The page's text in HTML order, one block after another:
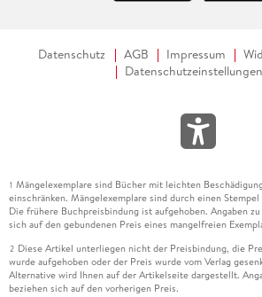
Datenschutz AGB Impressum
Datenschutzeinstellungen
1 Mängelexemplare sind Bücher mit leichten
einschränken. Mängelexemplare sind durch einen
Die frühere Buchpreisbindung ist aufgehoben. Angaben
sich auf den gebundenen Preis eines mangelfreien
2 Diese Artikel unterliegen nicht der Preisbindung, die
wurde aufgehoben oder der Preis wurde vom Verlag
Alternative wird Ihnen auf der Artikelseite dargestellt.
beziehen sich auf den vorherigen Preis.